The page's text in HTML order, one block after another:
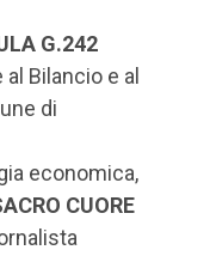
G.242
Bilancio e al
di
economica,
CUORE